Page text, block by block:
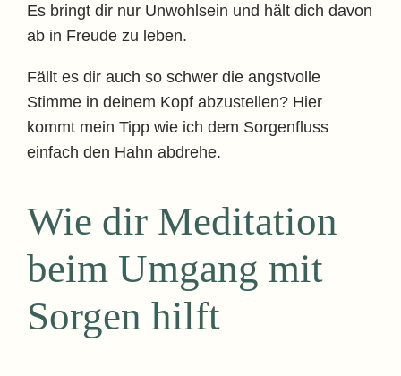
Es bringt dir nur Unwohlsein und hält dich davon
ab in Freude zu leben.
Fällt es dir auch so schwer die angstvolle
Stimme in deinem Kopf abzustellen? Hier
kommt mein Tipp wie ich dem Sorgenfluss
einfach den Hahn abdrehe.
Wie dir Meditation
beim Umgang mit
Sorgen hilft